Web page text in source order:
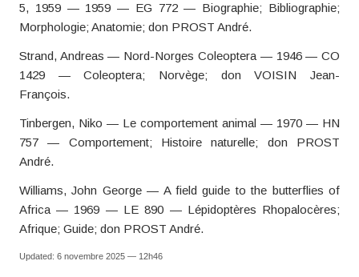
5, 1959 — 1959 — EG 772 — Biographie; Bibliographie;
Morphologie; Anatomie; don PROST André.
Strand, Andreas — Nord-Norges Coleoptera — 1946 — CO
1429 — Coleoptera; Norvège; don VOISIN Jean-
François.
Tinbergen, Niko — Le comportement animal — 1970 — HN
757 — Comportement; Histoire naturelle; don PROST
André.
Williams, John George — A field guide to the butterflies of
Africa — 1969 — LE 890 — Lépidoptères Rhopalocères;
Afrique; Guide; don PROST André.
Updated: 6 novembre 2025 — 12h46